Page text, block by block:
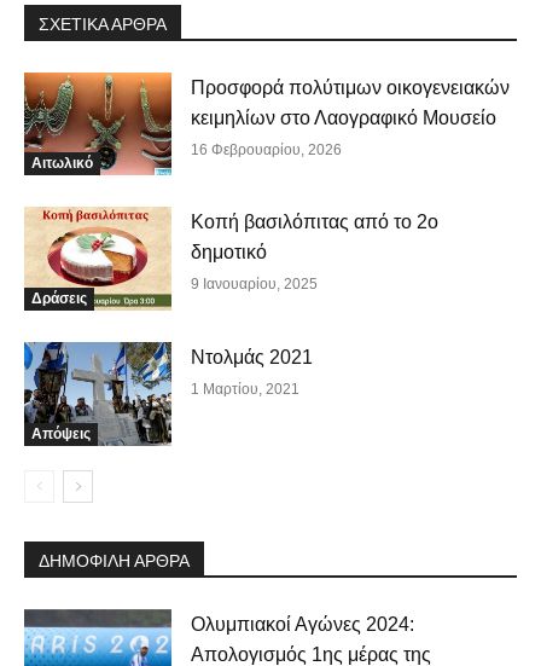
ΣΧΕΤΙΚΑ ΑΡΘΡΑ
Αιτωλικό
Προσφορά πολύτιμων οικογενειακών
κειμηλίων στο Λαογραφικό Μουσείο
16 Φεβρουαρίου, 2026
Δράσεις
Κοπή βασιλόπιτας από το 2ο
δημοτικό
9 Ιανουαρίου, 2025
Απόψεις
Ντολμάς 2021
1 Μαρτίου, 2021
ΔΗΜΟΦΙΛΗ ΑΡΘΡΑ
Ολυμπιακοί Αγώνες 2024:
Απολογισμός 1ης μέρας της